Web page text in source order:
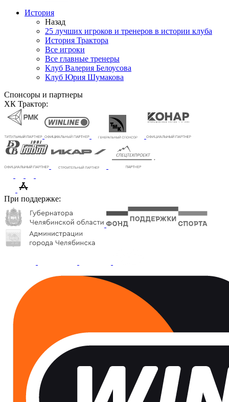
История
Назад
25 лучших игроков и тренеров в истории клуба
История Трактора
Все игроки
Все главные тренеры
Клуб Валерия Белоусова
Клуб Юрия Шумакова
Спонсоры и партнеры
ХК Трактор:
При поддержке: